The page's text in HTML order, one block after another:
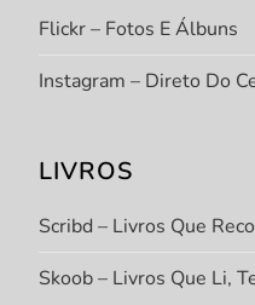
Flickr – Fotos E Álbuns
Instagram – Direto Do
LIVROS
Scribd – Livros Que
Skoob – Livros Que Li,